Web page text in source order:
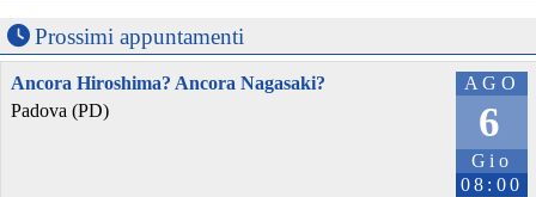
Prossimi appuntamenti
AGO
6
Gio
08:00
Ancora Hiroshima? Ancora Nagasaki?
Padova (PD)